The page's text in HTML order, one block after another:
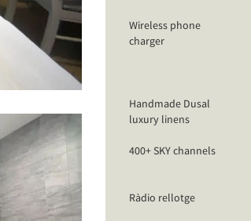
Wireless phone
charger
Handmade Dusal
luxury linens
400+ SKY channels
Ràdio rellotge